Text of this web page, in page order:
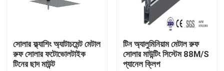
আমাদের সম্পর্কে
সোলার ফ্ল্যাশিং অ্যাটাচমেন্ট মেটাল
রুফ সোলার ফটোভোলটাইক
টিনের ছাদ মাউন্ট
টিন অ্যালুমিনিয়াম মেটাল রুফ
সোলার মাউন্টিং সিস্টেম 88M/S
প্যানেল ক্লিপ